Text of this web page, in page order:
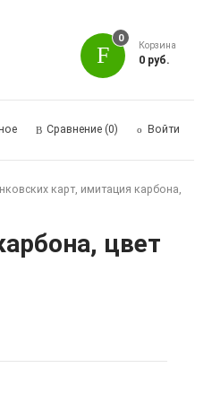
0
Корзина
0 руб.
Сравнение (0) Войти
карт, имитация карбона,
цвет